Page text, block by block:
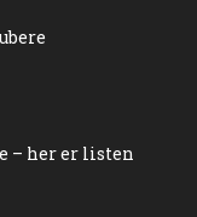
– her er listen